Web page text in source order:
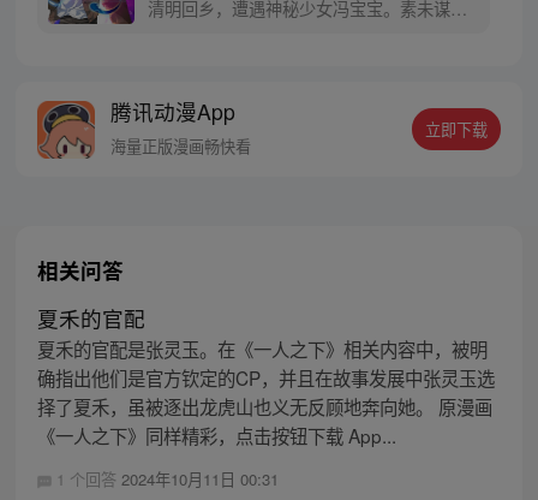
清明回乡，遭遇神秘少女冯宝宝。素未谋面
密，张楚岚的生活被彻底颠覆，与冯宝宝一
同踏上“异人”之旅。
腾讯动漫App
海量正版漫画畅快看
立即下载
相关问答
夏禾的官配
夏禾的官配是张灵玉。在《一人之下》相关内容中，被明
确指出他们是官方钦定的CP，并且在故事发展中张灵玉选
择了夏禾，虽被逐出龙虎山也义无反顾地奔向她。 原漫画
《一人之下》同样精彩，点击按钮下载 App...
1 个回答 2024年10月11日 00:31